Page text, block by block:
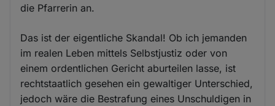
die Pfarrerin an.
Das ist der eigentliche Skandal! Ob ich jemanden
im realen Leben mittels Selbstjustiz oder von
einem ordentlichen Gericht aburteilen lasse, ist
rechtstaatlich gesehen ein gewaltiger Unterschied,
jedoch wäre die Bestrafung eines Unschuldigen in